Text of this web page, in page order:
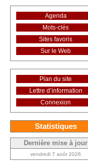
Agenda
Mots-clés
Sites favoris
Sur le Web
Plan du site
Lettre d’information
Connexion
Statistiques
Dernière mise à jour
vendredi 7 août 2026